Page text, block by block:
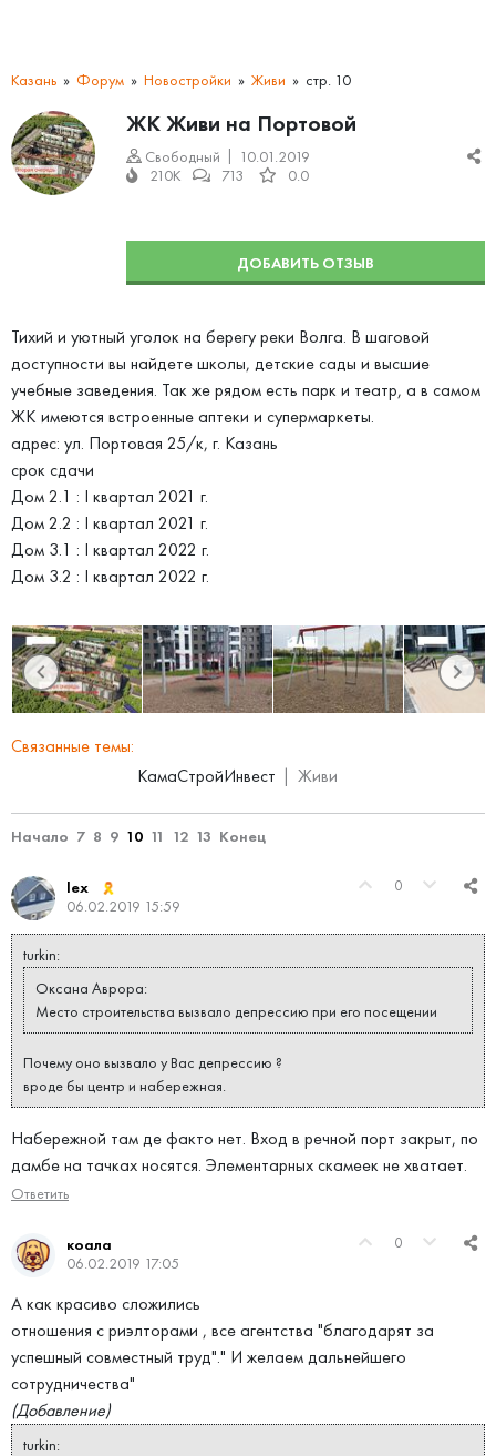
Казань Форум Новостройки Живи стр. 10
ЖК Живи на Портовой
Свободный
10.01.2019
210K
713 0.0
ДОБАВИТЬ ОТЗЫВ
Тихий и уютный уголок на берегу реки Волга. В шаговой
доступности вы найдете школы, детские сады и высшие
учебные заведения. Так же рядом есть парк и театр, а в самом
ЖК имеются встроенные аптеки и супермаркеты.
адрес: ул. Портовая 25/к, г. Казань
срок сдачи
Дом 2.1 : I квартал 2021 г.
Дом 2.2 : I квартал 2021 г.
Дом 3.1 : I квартал 2022 г.
Дом 3.2 : I квартал 2022 г.
Связанные темы:
КамаСтройИнвест
Живи
Начало 7 8 9 10 11 12 13 Конец
0
lex
06.02.2019 15:59
turkin:
Оксана Аврора:
Место строительства вызвало депрессию при его посещении
Почему оно вызвало у Вас депрессию ?
вроде бы центр и набережная.
Набережной там де факто нет. Вход в речной порт закрыт, по
дамбе на тачках носятся. Элементарных скамеек не хватает.
Ответить
0
коала
06.02.2019 17:05
А как красиво сложились
отношения с риэлторами , все агентства "благодарят за
успешный совместный труд"." И желаем дальнейшего
сотрудничества"
(Добавление)
turkin: